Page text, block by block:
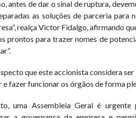
antes de dar o sinal de ruptura,
as soluções de parceria para
realça Victor Fidalgo, afirmando
prontos para trazer nomes de
que este accionista considera ser
fazer funcionar os órgãos de forma
uma Assembleia Geral é urgente